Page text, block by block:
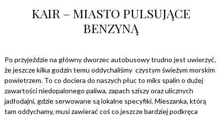
KAIR – MIASTO PULSUJĄCE
BENZYNĄ
Po przyjeździe na główny dworzec autobusowy trudno jest uwierzyć,
że jeszcze kilka godzin temu oddychaliśmy czystym świeżym morskim
powietrzem. To co dociera do naszych płuc to miks spalin o dużej
zawartości niedopalonego paliwa, zapach sziszy oraz ulicznych
jadłodajni, gdzie serwowane są lokalne specyfiki. Mieszanka, którą
tam oddychamy, musi zawierać coś co jeszcze bardziej podkręca